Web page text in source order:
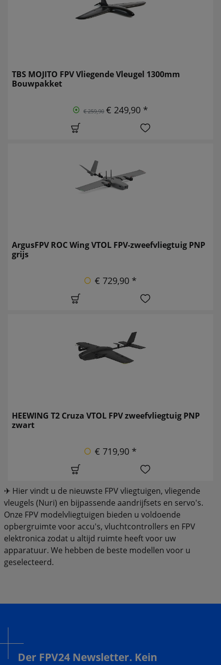
TBS MOJITO FPV Vliegende Vleugel 1300mm
Bouwpakket
€ 259,90 € 249,90 *
ArgusFPV ROC Wing VTOL FPV-zweefvliegtuig PNP
grijs
€ 729,90 *
HEEWING T2 Cruza VTOL FPV zweefvliegtuig PNP
zwart
€ 719,90 *
✈ Hier vindt u de nieuwste FPV vliegtuigen, vliegende
vleugels (Nuri) en bijpassende aandrijfsets en servo's.
Onze FPV modelvliegtuigen bieden u voldoende
opbergruimte voor accu's, vluchtcontrollers en FPV
elektronica zodat u altijd ruimte heeft voor uw
apparatuur. We hebben de beste modellen voor u
geselecteerd.
Der FPV24 Newsletter. Kein